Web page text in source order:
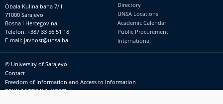
Obala Kulina bana 7/II
71000 Sarajevo
Bosna i Hercegovina
Telefon: +387 33 56 51 18
E-mail: javnost@unsa.ba
Directory
UNSA Locations
Academic Calendar
Public Procurement
International
Footer
meni
© University of Sarajevo
Contact
Freedom of Information and Access to Information
PRIJAVI NEPRAVILNOSTI